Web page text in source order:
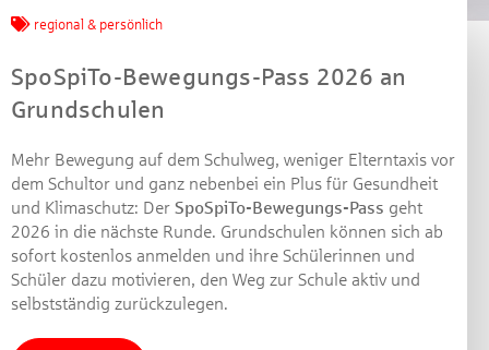
regional & persönlich
SpoSpiTo-Bewegungs-Pass 2026 an
Grundschulen
Mehr Bewegung auf dem Schulweg, weniger Elterntaxis vor
dem Schultor und ganz nebenbei ein Plus für Gesundheit
und Klimaschutz: Der SpoSpiTo-Bewegungs-Pass geht
2026 in die nächste Runde. Grundschulen können sich ab
sofort kostenlos anmelden und ihre Schülerinnen und
Schüler dazu motivieren, den Weg zur Schule aktiv und
selbstständig zurückzulegen.
gewinnen!
Machen Sie mit bei unserem Gewinnspiel! Bis 31.
Dezember 2021 verlosen wir 10 Gutscheine des
von je 30 Euro.
Beantworten Sie einfach folgende Frage:
Welches Jubiläum feiert die Kreissparkasse
Göppingen in diesem Jahr?
Gewinnspiel geschlossen